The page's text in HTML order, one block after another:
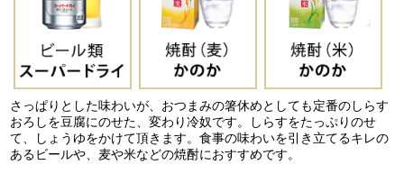
さっぱりとした味わいが、おつまみの箸休めとしても定番のしらす
おろしを豆腐にのせた、変わり冷奴です。しらすをたっぷりのせ
て、しょうゆをかけて頂きます。食事の味わいを引き立てるキレの
あるビールや、麦や米などの焼酎におすすめです。